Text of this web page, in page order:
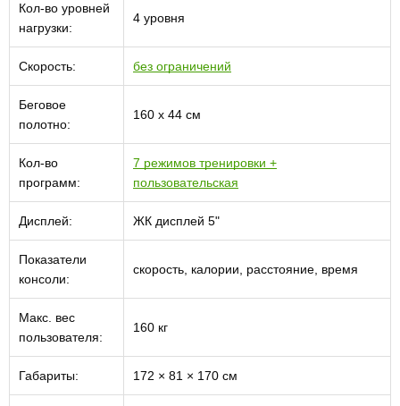
Кол-во уровней
нагрузки:
4 уровня
Скорость: без ограничений
Беговое
полотно:
160 х 44 см
Кол-во
программ:
7 режимов тренировки +
пользовательская
Дисплей: ЖК дисплей 5"
Показатели
консоли:
скорость, калории, расстояние, время
Макс. вес
пользователя:
160 кг
Габариты: 172 × 81 × 170 см